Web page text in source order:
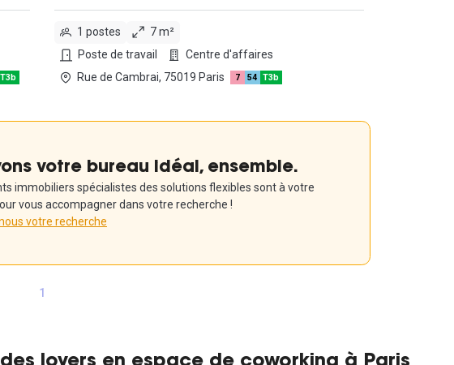
T3b
1 postes
7 m²
Poste de travail
Centre d'affaires
Rue de Cambrai, 75019 Paris
7 54 T3b
votre bureau idéal, ensemble.
immobiliers spécialistes des solutions flexibles sont à votre
vous accompagner dans votre recherche !
votre recherche
1